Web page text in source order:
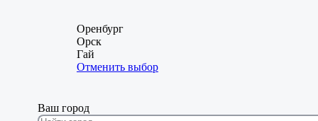
Оренбург
Орск
Гай
Отменить выбор
Ваш город